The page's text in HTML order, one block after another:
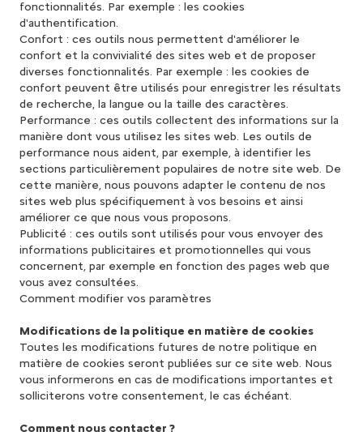
fonctionnalités. Par exemple : les cookies
d'authentification.
Confort : ces outils nous permettent d'améliorer le
confort et la convivialité des sites web et de proposer
diverses fonctionnalités. Par exemple : les cookies de
confort peuvent être utilisés pour enregistrer les résultats
de recherche, la langue ou la taille des caractères.
Performance : ces outils collectent des informations sur la
manière dont vous utilisez les sites web. Les outils de
performance nous aident, par exemple, à identifier les
sections particulièrement populaires de notre site web. De
cette manière, nous pouvons adapter le contenu de nos
sites web plus spécifiquement à vos besoins et ainsi
améliorer ce que nous vous proposons.
Publicité : ces outils sont utilisés pour vous envoyer des
informations publicitaires et promotionnelles qui vous
concernent, par exemple en fonction des pages web que
vous avez consultées.
Comment modifier vos paramètres
Modifications de la politique en matière de cookies
Toutes les modifications futures de notre politique en
matière de cookies seront publiées sur ce site web. Nous
vous informerons en cas de modifications importantes et
solliciterons votre consentement, le cas échéant.
Comment nous contacter ?